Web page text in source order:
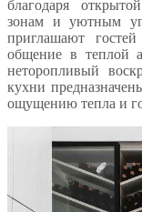
благодаря
зонам и уютным
приглашают
общение в теплой
неторопливый
кухни
ощущению тепла и